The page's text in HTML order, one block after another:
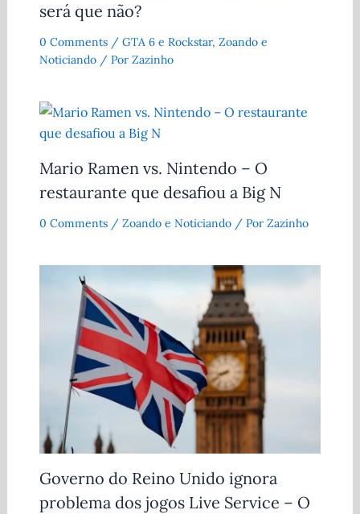
será que não?
0 Comments / GTA 6 e Rockstar, Zoando e
Noticiando/ Por Zazinho
Mario Ramen vs. Nintendo – O
restaurante que desafiou a Big N
0 Comments / Zoando e Noticiando/ Por Zazinho
Governo do Reino Unido ignora
problema dos jogos Live Service – O